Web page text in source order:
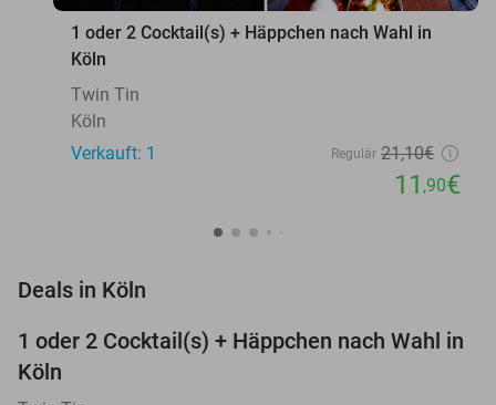
1 oder 2 Cocktail(s) + Häppchen nach Wahl in
Köln
Twin Tin
Köln
Verkauft: 1
Regulär 21,10€
11 ,90€
Deals in Köln
44%
TODAY
1 oder 2 Cocktail(s) + Häppchen nach Wahl in
Köln